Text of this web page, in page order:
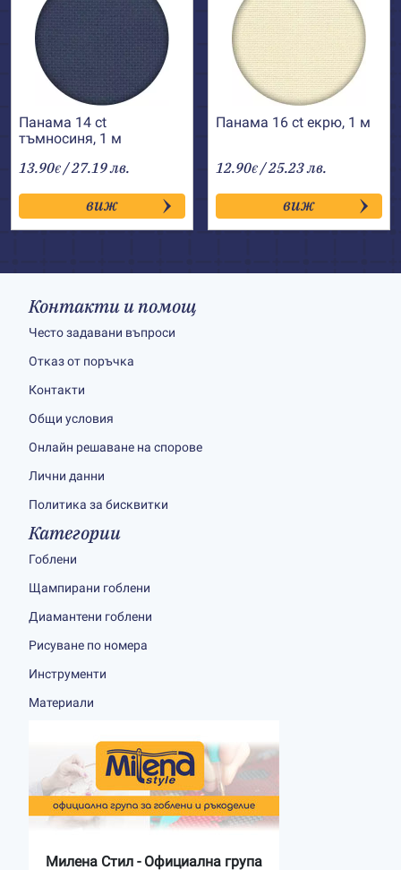
Панама 14 ct
тъмносиня, 1 м
13.90€ / 27.19 лв.
виж
Панама 16 ct екрю, 1 м
12.90€ / 25.23 лв.
виж
Контакти и помощ
Често задавани въпроси
Отказ от поръчка
Контакти
Общи условия
Онлайн решаване на спорове
Лични данни
Политика за бисквитки
Категории
Гоблени
Щампирани гоблени
Диамантени гоблени
Рисуване по номера
Инструменти
Материали
Милена Стил - Официална група